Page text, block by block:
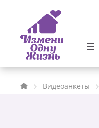
Видеоанкеты